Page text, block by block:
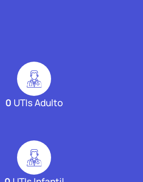
0 UTIs Adulto